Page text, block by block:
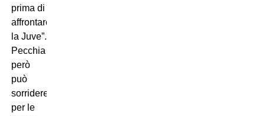
prima di
affrontare
la Juve”.
Pecchia
però
può
sorridere
per le